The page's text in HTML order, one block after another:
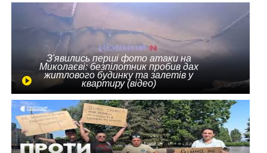
З'явились перші фото атаки на
Миколаєві: безпілотник пробив дах
житлового будинку та залетів у
квартиру (відео)